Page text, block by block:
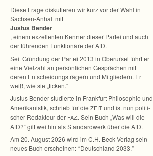
Diese Frage dis­ku­tie­ren wir kurz vor der Wahl in
Sachsen-Anhalt mit
Jus­tus Ben­der
, einem exzel­len­ten Ken­ner die­ser Par­tei und auch
der füh­ren­den Funk­tio­näre der AfD.
Seit Grün­dung der Par­tei 2013 in Ober­ur­sel führt er
eine Viel­zahl an per­sön­li­chen Gesprä­chen mit
deren Ent­schei­dungs­trä­gern und Mit­glie­dern. Er
weiß, wie sie „ticken.“
Jus­tus Ben­der stu­dierte in Frank­furt Phi­lo­so­phie und
Ame­ri­ka­nis­tik, schrieb für die ZEIT und ist nun poli­ti­
scher Redak­teur der FAZ. Sein Buch „Was will die
AfD?“ gilt weit­hin als Stan­dard­werk über die AfD.
Am 20. August 2026 wird im C.H. Beck Ver­lag sein
neues Buch erschei­nen: “Deutsch­land 2033.”